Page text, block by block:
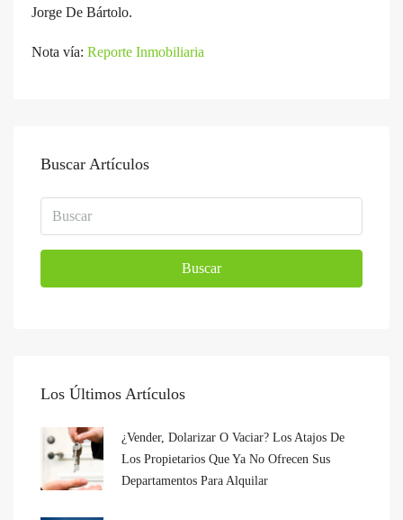
Jorge De Bártolo.
Nota vía: Reporte Inmobiliaria
Buscar Artículos
Buscar
Los Últimos Artículos
¿Vender, Dolarizar O Vaciar? Los Atajos De
Los Propietarios Que Ya No Ofrecen Sus
Departamentos Para Alquilar